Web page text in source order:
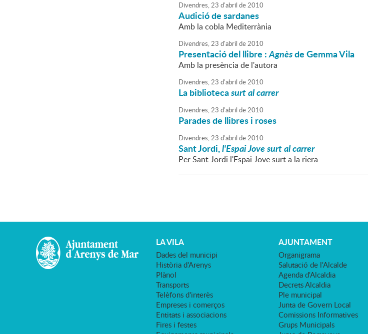
Divendres,23 d'abril de2010
Audició de sardanes
Amb la cobla Mediterrània
Divendres,23 d'abril de2010
Presentació del llibre :Agnèsde Gemma Vila
Amb la presència de l'autora
Divendres,23 d'abril de2010
La bibliotecasurt al carrer
Divendres,23 d'abril de2010
Parades de llibres i roses
Divendres,23 d'abril de2010
Sant Jordi,l'Espai Jove surt al carrer
Per Sant Jordi l'Espai Jove surt a la riera
LA VILA
Dades del municipi
Història d'Arenys
Plànol
Transports
Telèfons d'interès
Empreses i comerços
Entitats i associacions
Fires i festes
AJUNTAMENT
Organigrama
Salutació de l'Alcalde
Agenda d'Alcaldia
Decrets Alcaldia
Ple municipal
Junta de Govern Local
Comissions Informatives
Grups Municipals